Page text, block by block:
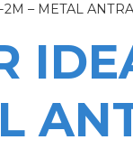
– METAL